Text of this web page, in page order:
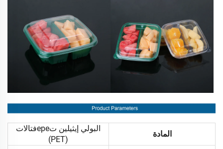
المادة
البولي إيثيلين تереفتالات
(PET)